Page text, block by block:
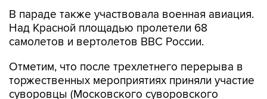
В параде также участвовала военная авиация.
Над Красной площадью пролетели 68
самолетов и вертолетов ВВС России.
Отметим, что после трехлетнего перерыва в
торжественных мероприятиях приняли участие
суворовцы (Московского суворовского